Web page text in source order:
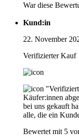
War diese
Kund:in
22. November
Verifizierter Kauf
Käufer:innen
bei uns gekauft
alle, die ein
Bewertet mit 5